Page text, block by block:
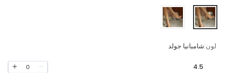
لون:شامبانيا جولد
4.5
0